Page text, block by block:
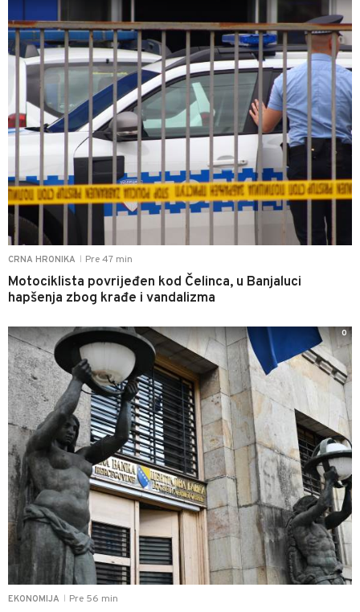
CRNA HRONIKA Pre 47 min
Motociklista povrijeđen kod Čelinca, u Banjaluci
hapšenja zbog krađe i vandalizma
EKONOMIJA Pre 56 min
0